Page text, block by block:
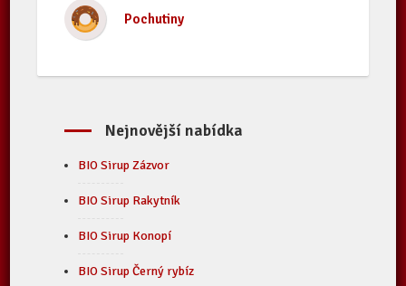
Pochutiny
Nejnovější nabídka
BIO Sirup Zázvor
BIO Sirup Rakytník
BIO Sirup Konopí
BIO Sirup Černý rybíz